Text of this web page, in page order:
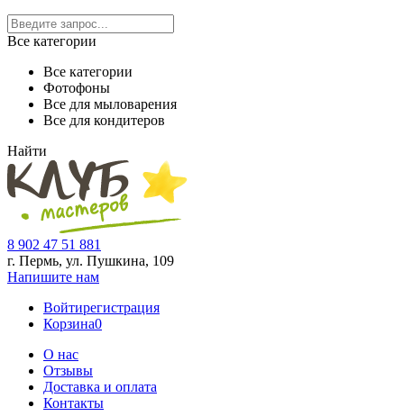
Все категории
Все категории
Фотофоны
Все для мыловарения
Все для кондитеров
Найти
8 902 47 51 881
г. Пермь, ул. Пушкина, 109
Напишите нам
Войтирегистрация
Корзина0
О нас
Отзывы
Доставка и оплата
Контакты